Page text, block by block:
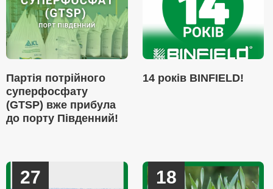
Партія потрійного
суперфосфату
(GTSP) вже прибула
до порту Південний!
14 років BINFIELD!
27 18